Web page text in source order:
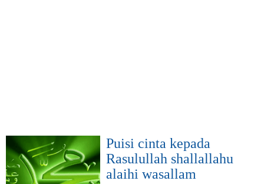
Puisi cinta kepada
Rasulullah shallallahu
alaihi wasallam